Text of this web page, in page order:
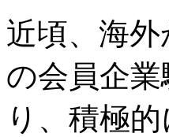
近頃、海
の会員企
り、積極